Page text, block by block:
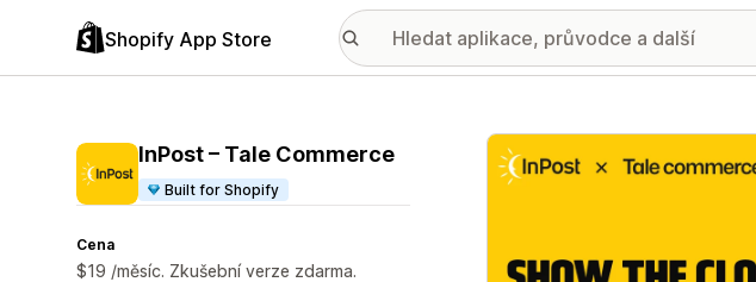
Shopify App Store
InPost – Tale Commerce
Built for Shopify
Cena
$19 /měsíc. Zkušební verze zdarma.
Galerie propagovaných obrázků